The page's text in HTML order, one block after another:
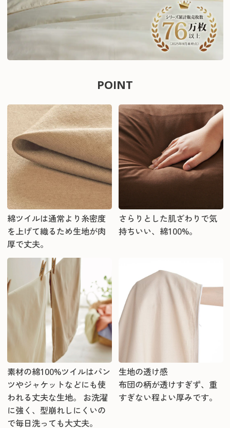
POINT
綿ツイルは通常より糸密度
を上げて織るため生地が肉
厚で丈夫。
さらりとした肌ざわりで気
持ちいい、綿100%。
素材の綿100%ツイルはパン
ツやジャケットなどにも使
われる丈夫な生地。 お洗濯
に強く、型崩れしにくいの
で毎日洗っても大丈夫。
生地の透け感
布団の柄が透けすぎず、重
すぎない程よい厚みです。